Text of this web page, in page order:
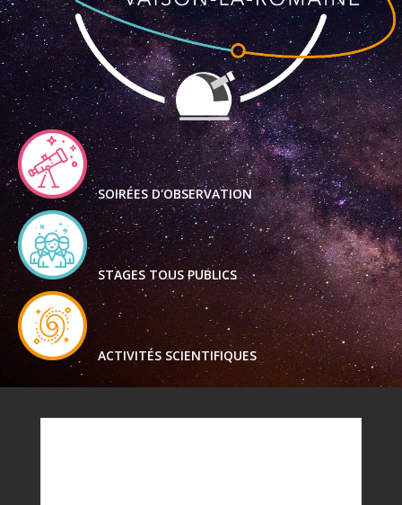
SOIRÉES D'OBSERVATION
STAGES TOUS PUBLICS
ACTIVITÉS SCIENTIFIQUES